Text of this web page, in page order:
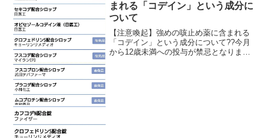
まれる「コデイン」という成分に
ついて
【注意喚起】強めの咳止め薬に含まれる
「コデイン」という成分について??今月
から12歳未満への投与が禁忌となりまし